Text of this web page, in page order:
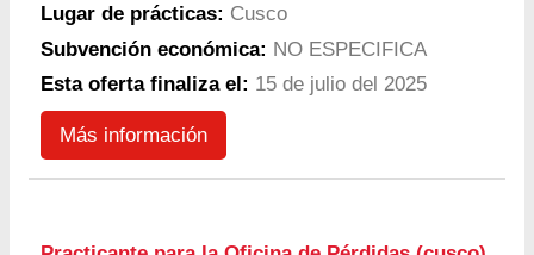
Lugar de prácticas: Cusco
Subvención económica: NO ESPECIFICA
Esta oferta finaliza el: 15 de julio del 2025
Más información